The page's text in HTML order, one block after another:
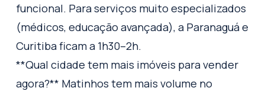
funcional. Para serviços muito especializados
(médicos, educação avançada), a Paranaguá e
Curitiba ficam a 1h30–2h.
**Qual cidade tem mais imóveis para vender
agora?** Matinhos tem mais volume no